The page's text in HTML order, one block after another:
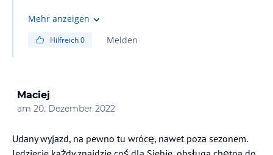
Mehr anzeigen
Hilfreich0 Melden
Maciej
am 20. Dezember 2022
Udany wyjazd, na pewno tu wrócę, nawet poza sezonem.